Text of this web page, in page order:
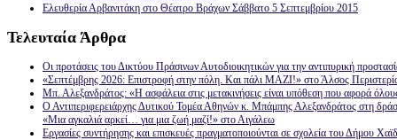
Ελευθερία Αρβανιτάκη στο Θέατρο Βράχων Σάββατο 5 Σεπτεμβρίου 2015
Τελευταία Άρθρα
Οι προτάσεις του Δικτύου Πράσινων Αυτοδιοικητικών για την αντιπυρική
«Σεπτέμβρης 2026: Επιστροφή στην πόλη. Και πάλι ΜΑΖΙ!» στο Άλσος
Μπ. Αλεξανδράτος: «Η ασφάλεια στις μετακινήσεις είναι υπόθεση που αφορά
Ο Αντιπεριφερειάρχης Δυτικού Τομέα Αθηνών κ. Μπάμπης Αλεξανδράτος στη
«Μια αγκαλιά αρκεί… για μια ζωή μαζί!» στο Αιγάλεω
Εργασίες συντήρησης και επισκευές πραγματοποιούνται σε σχολεία του Δήμου